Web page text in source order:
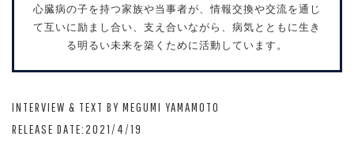
心臓病の子を持つ家族や当事者が、情報交換や交流を通じ
て互いに励まし合い、支え合いながら、病気とともに生き
る明るい未来を築くために活動しています。
INTERVIEW & TEXT BY MEGUMI YAMAMOTO
RELEASE DATE:2021/4/19